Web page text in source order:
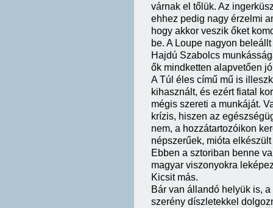
várnak el tőlük. Az
ehhez pedig nagy érzelmi
hogy akkor veszik őket
be. A Loupe nagyon
Hajdú Szabolcs
ők mindketten alapvetően
A Túl éles című mű is
kihasznált, és ezért fiatal
mégis szereti a munkáját.
krízis, hiszen az
nem, a hozzátartozóikon
népszerűek, mióta
Ebben a sztoriban benne
magyar viszonyokra
Kicsit más.
Bár van állandó helyük is,
szerény díszletekkel